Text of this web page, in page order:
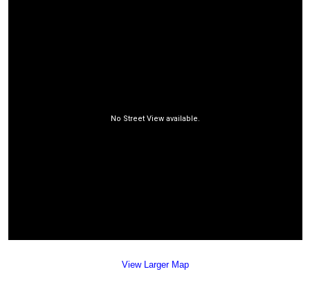
View Larger Map